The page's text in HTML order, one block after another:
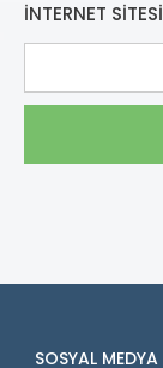
İNTERNET SITESI
SOSYAL MEDYA